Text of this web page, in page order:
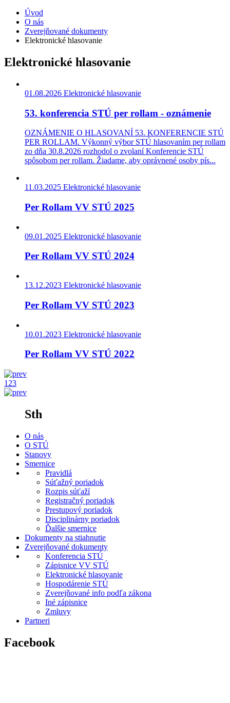
Úvod
O nás
Zverejňované dokumenty
Elektronické hlasovanie
Elektronické hlasovanie
01.08.2026 Elektronické hlasovanie
53. konferencia STÚ per rollam - oznámenie
OZNÁMENIE O HLASOVANÍ 53. KONFERENCIE STÚ
PER ROLLAM. Výkonný výbor STÚ hlasovaním per rollam
zo dňa 30.8.2026 rozhodol o zvolaní Konferencie STÚ
spôsobom per rollam. Žiadame, aby oprávnené osoby pís...
11.03.2025 Elektronické hlasovanie
Per Rollam VV STÚ 2025
09.01.2025 Elektronické hlasovanie
Per Rollam VV STÚ 2024
13.12.2023 Elektronické hlasovanie
Per Rollam VV STÚ 2023
10.01.2023 Elektronické hlasovanie
Per Rollam VV STÚ 2022
1 23
Sth
O nás
O STÚ
Stanovy
Smernice
Pravidlá
Súťažný poriadok
Rozpis súťaží
Registračný poriadok
Prestupový poriadok
Disciplinárny poriadok
Ďalšie smernice
Dokumenty na stiahnutie
Zverejňované dokumenty
Konferencia STÚ
Zápisnice VV STÚ
Elektronické hlasovanie
Hospodárenie STÚ
Zverejňované info podľa zákona
Iné zápisnice
Zmluvy
Partneri
Facebook